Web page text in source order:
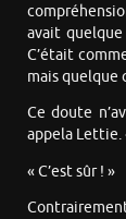
avait quelque
C’était
mais quelque
Ce doute
appela Lettie.
« C’est sûr ! »